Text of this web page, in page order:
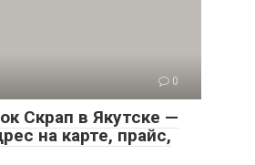
0
Скрап в Якутске —
на карте, прайс,